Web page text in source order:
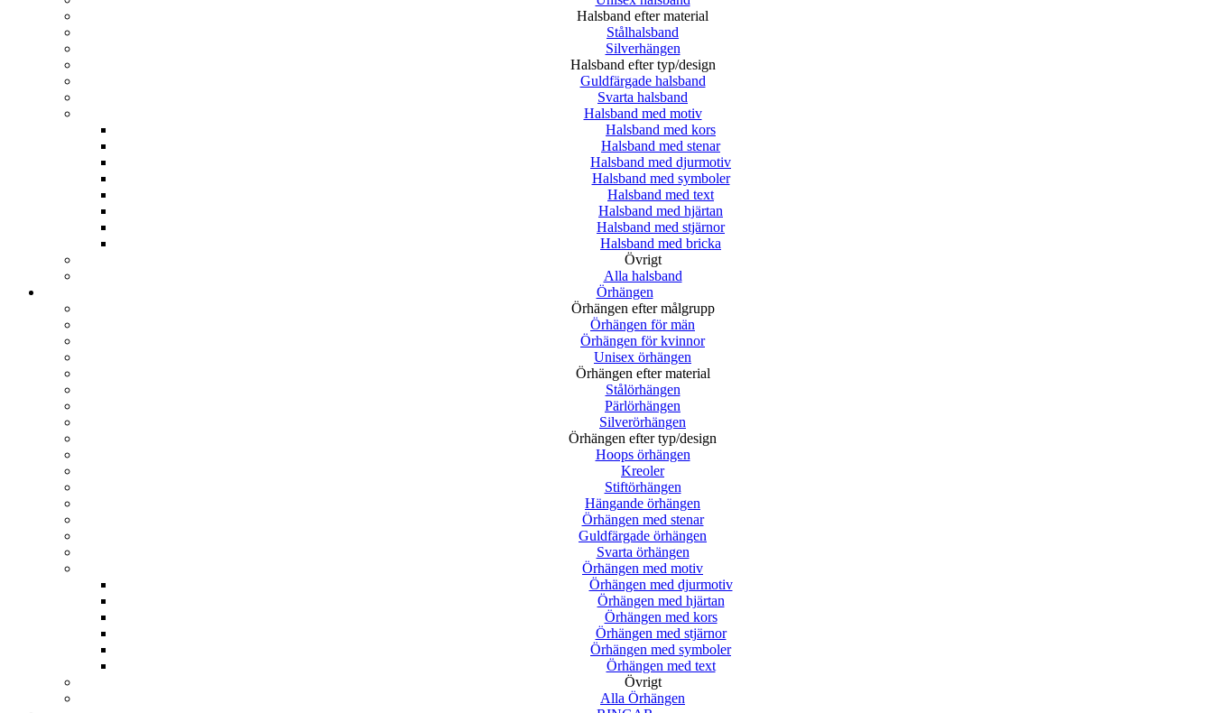
Halsband efter material
Stålhalsband
Silverhängen
Halsband efter typ/design
Guldfärgade halsband
Svarta halsband
Halsband med motiv
Halsband med kors
Halsband med stenar
Halsband med djurmotiv
Halsband med symboler
Halsband med text
Halsband med hjärtan
Halsband med stjärnor
Halsband med bricka
Övrigt
Alla halsband
Örhängen
Örhängen efter målgrupp
Örhängen för män
Örhängen för kvinnor
Unisex örhängen
Örhängen efter material
Stålörhängen
Pärlörhängen
Silverörhängen
Örhängen efter typ/design
Hoops örhängen
Kreoler
Stiftörhängen
Hängande örhängen
Örhängen med stenar
Guldfärgade örhängen
Svarta örhängen
Örhängen med motiv
Örhängen med djurmotiv
Örhängen med hjärtan
Örhängen med kors
Örhängen med stjärnor
Örhängen med symboler
Örhängen med text
Övrigt
Alla Örhängen